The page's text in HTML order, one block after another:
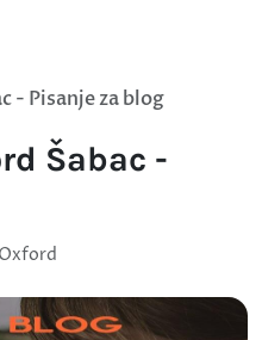
- Pisanje za blog
Šabac -